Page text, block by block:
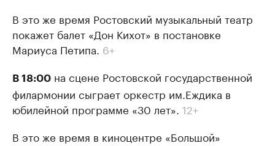
В это же время Ростовский музыкальный театр
покажет балет «Дон Кихот» в постановке
Мариуса Петипа. 6+
В 18:00 на сцене Ростовской государственной
филармонии сыграет оркестр им.Еждика в
юбилейной программе «30 лет». 12+
В это же время в киноцентре «Большой»